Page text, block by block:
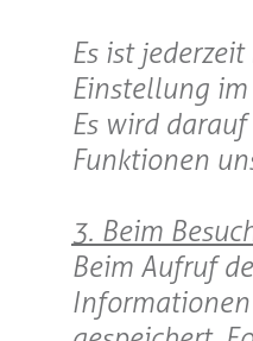
Es ist
Einstellung im
Es wird
Funktionen
3. Beim
Beim Aufruf